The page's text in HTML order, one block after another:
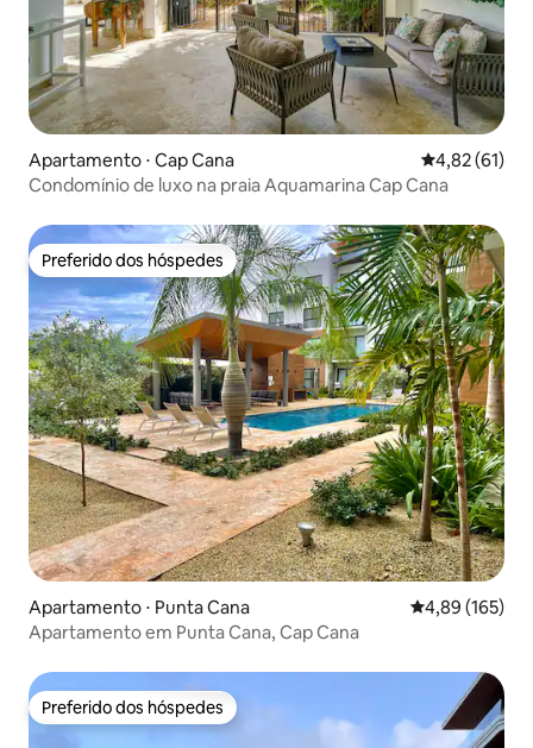
Apartamento ⋅ Cap Cana 4,82 de uma
4,82 (61)
Condomínio de luxo na praia Aquamarina Cap Cana
Preferido dos hóspedes
Preferido dos hóspedes
Apartamento ⋅ Punta Cana 4,89 de uma
4,89 (165)
Apartamento em Punta Cana, Cap Cana
Preferido dos hóspedes
Preferido dos hóspedes